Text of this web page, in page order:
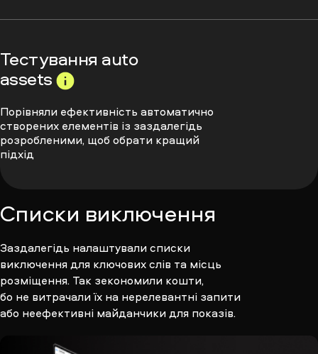
Тестування auto
assets
Порівняли ефективність автоматично
створених елементів із заздалегідь
розробленими, щоб обрати кращий
підхід
Списки виключення
Заздалегідь налаштували списки
виключення для ключових слів та місць
розміщення. Так зекономили кошти,
бо не витрачали їх на нерелевантні запити
або неефективні майданчики для показів.